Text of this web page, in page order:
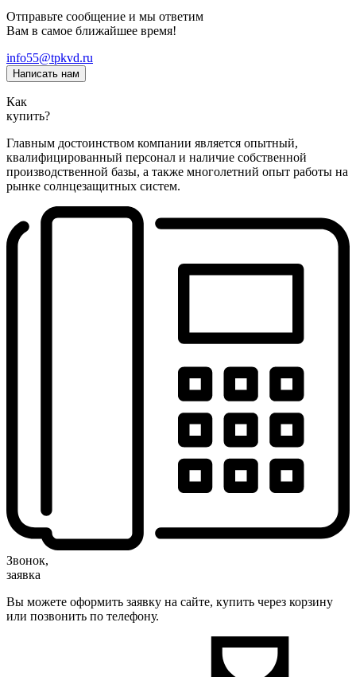
Отправьте сообщение и мы ответим
Вам в самое ближайшее время!
info55@tpkvd.ru
Написать нам
Как
купить?
Главным достоинством компании является опытный,
квалифицированный персонал и наличие собственной
производственной базы, а также многолетний опыт работы на
рынке солнцезащитных систем.
Звонок,
заявка
Вы можете оформить заявку на сайте, купить через корзину
или позвонить по телефону.